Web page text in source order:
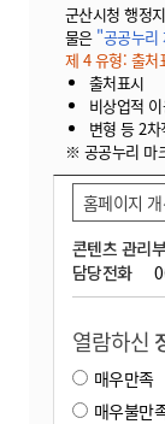
군산시청 행정
물은 "공공누리
제 4 유형: 출처
출처표시
비상업적
변형 등 2
※ 공공누리 마
콘텐츠 관리
담당전화
홈페이지
열람하신
매우만족
매우불만